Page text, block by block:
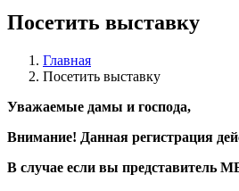
Посетить выставку
Главная
Посетить выставку
Уважаемые дамы и господа,
Внимание! Данная регистрация
В случае если вы представитель